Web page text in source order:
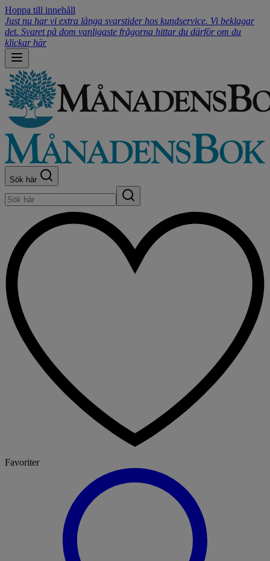
Hoppa till innehåll
Just nu har vi extra långa svarstider hos kundservice. Vi beklagar
det. Svaret på dom vanligaste frågorna hittar du därför om du
klickar här
Sök här
Favoriter